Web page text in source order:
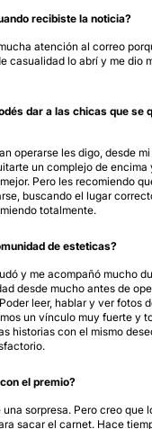
recibiste la noticia?
atención al correo
casualidad lo abrí y me dio
dar a las chicas que se
operarse les digo, desde
un complejo de
Pero les recomiendo
buscando el lugar
totalmente.
de esteticas?
y me acompañó mucho
desde mucho antes de
leer, hablar y ver fotos
un vínculo muy fuerte y
historias con el mismo
el premio?
una sorpresa. Pero creo que
sacar el carnet. Hace